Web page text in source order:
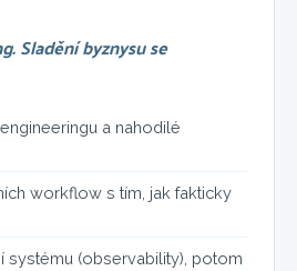
Sladění byznysu se
a nahodilé
workflow s tím, jak fakticky
systému (observability), potom